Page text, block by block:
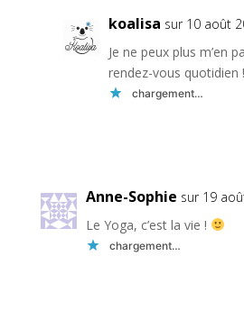
koalisa sur 10 août
Je ne peux plus m’en
rendez-vous quotidien !
chargement…
Anne-Sophie sur 19
Le Yoga, c’est la vie !
chargement…